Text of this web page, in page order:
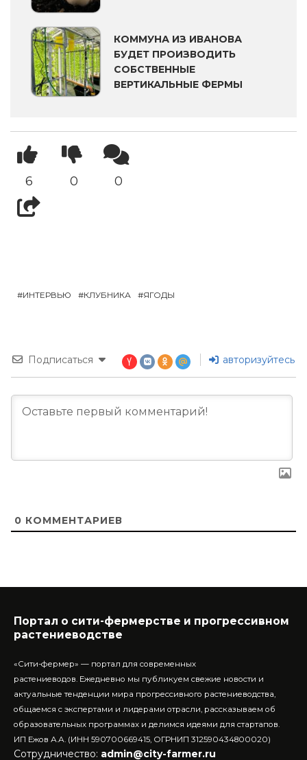
КОММУНА ИЗ ИВАНОВА
БУДЕТ ПРОИЗВОДИТЬ
СОБСТВЕННЫЕ
ВЕРТИКАЛЬНЫЕ ФЕРМЫ
6 0 0
ИНТЕРВЬЮ КЛУБНИКА ЯГОДЫ
Подписаться авторизуйтесь
0 КОММЕНТАРИЕВ
Портал о сити-фермерстве и прогрессивном
растениеводстве
«Сити-фермер» — портал для современных
растениеводов. Ежедневно мы публикуем свежие новости и
актуальные тенденции мира прогрессивного растениеводства,
общаемся с экспертами и лидерами отрасли, рассказываем об
образовательных программах и делимся идеями для стартапов.
ИП Ежов А.А. (ИНН 590700669415, ОГРНИП 312590434800020)
Сотрудничество: admin@city-farmer.ru